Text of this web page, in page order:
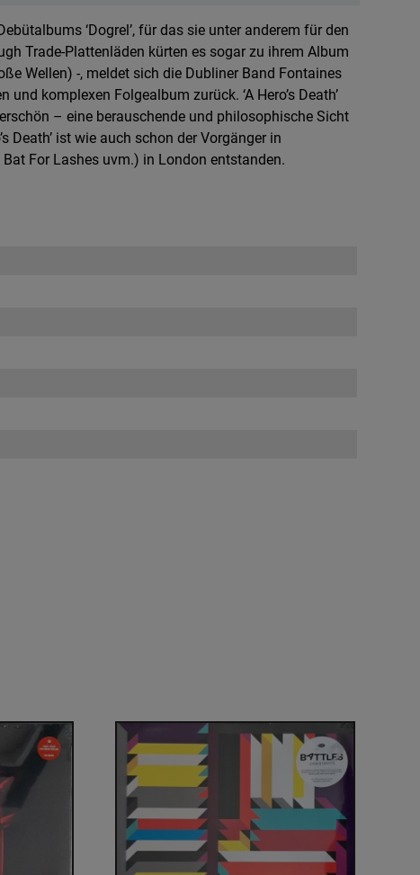
‘Dogrel’, für das sie unter anderem für den
Trade-Plattenläden kürten es sogar zu ihrem Album
Wellen) -, meldet sich die Dubliner Band Fontaines
komplexen Folgealbum zurück. ‘A Hero’s Death’
– eine berauschende und philosophische Sicht
Death’ ist wie auch schon der Vorgänger in
For Lashes uvm.) in London entstanden.